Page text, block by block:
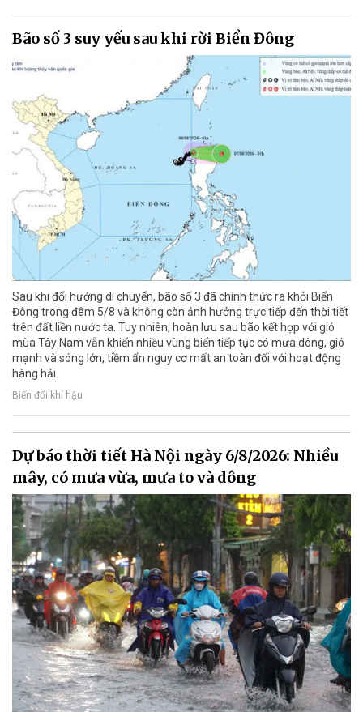
Bão số 3 suy yếu sau khi rời Biển Đông
Sau khi đổi hướng di chuyển, bão số 3 đã chính thức ra khỏi Biển
Đông trong đêm 5/8 và không còn ảnh hưởng trực tiếp đến thời tiết
trên đất liền nước ta. Tuy nhiên, hoàn lưu sau bão kết hợp với gió
mùa Tây Nam vẫn khiến nhiều vùng biển tiếp tục có mưa dông, gió
mạnh và sóng lớn, tiềm ẩn nguy cơ mất an toàn đối với hoạt động
hàng hải.
Biến đổi khí hậu
Dự báo thời tiết Hà Nội ngày 6/8/2026: Nhiều
mây, có mưa vừa, mưa to và dông